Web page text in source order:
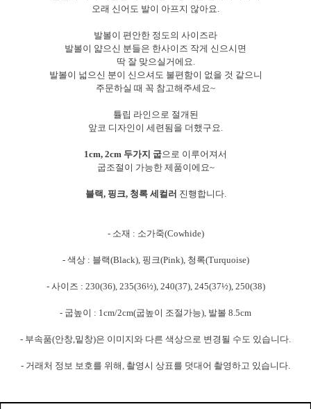
오래 신어도 발이 아프지 않아요.
발볼이 편안한 정도의 사이즈라
발볼이 얇으신 분들은 한사이즈 작게 신으시면
딱 잘 맞으실거에요.
발볼이 넓으신 분이 신으셔도 불편함이 없을 것 같으니
주문하실 때 꼭 참고해주세요~
튤립 라인으로 절개된
앞코 디자인이 세련됨을 더했구요.
1cm, 2cm 두가지 굽으로 이루어져서
굽조절이 가능한 제품이에요~
블랙, 핑크, 청록 세컬러 진행합니다.
- 소재 : 소가죽(Cowhide)
- 색상 : 블랙(Black), 핑크(Pink), 청록(Turquoise)
- 사이즈 : 230(36), 235(36½), 240(37), 245(37½), 250(38)
- 굽높이 : 1cm/2cm(굽높이 조절가능), 발볼 8.5cm
- 부속품(안창,밑창)은 이미지와 다른 색상으로 변경될 수도 있습니다.
- 거래처 정보 보호를 위해, 촬영시 상표를 덧대어 촬영하고 있습니다.